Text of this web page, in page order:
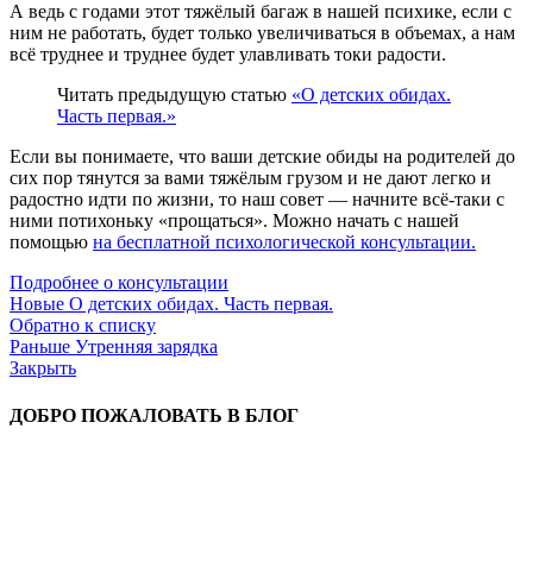
А ведь с годами этот тяжёлый багаж в нашей психике, если с
ним не работать, будет только увеличиваться в объемах, а нам
всё труднее и труднее будет улавливать токи радости.
Читать предыдущую статью «О детских обидах.
Часть первая.»
Если вы понимаете, что ваши детские обиды на родителей до
сих пор тянутся за вами тяжёлым грузом и не дают легко и
радостно идти по жизни, то наш совет — начните всё-таки с
ними потихоньку «прощаться». Можно начать с нашей
помощью на бесплатной психологической консультации.
Подробнее о консультации
Новые О детских обидах. Часть первая.
Обратно к списку
Раньше Утренняя зарядка
Закрыть
ДОБРО ПОЖАЛОВАТЬ В БЛОГ